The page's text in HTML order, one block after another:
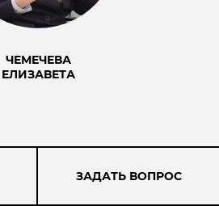
ЧЕМЕЧЕВА
ЕЛИЗАВЕТА
ЗАДАТЬ ВОПРОС